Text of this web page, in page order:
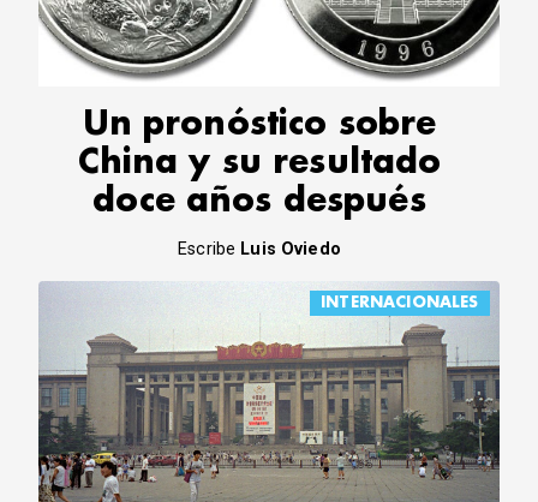
CORREO DE LECTORES
DECLARACIONES
ALTAMIRA RESPONDE
Política Obrera Revista
CONTACTO
Un pronóstico sobre
China y su resultado
doce años después
Escribe Luis Oviedo
INTERNACIONALES